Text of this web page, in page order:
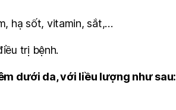
hạ sốt, vitamin, sắt,…
trị bệnh.
dưới da, với liều lượng như sau: